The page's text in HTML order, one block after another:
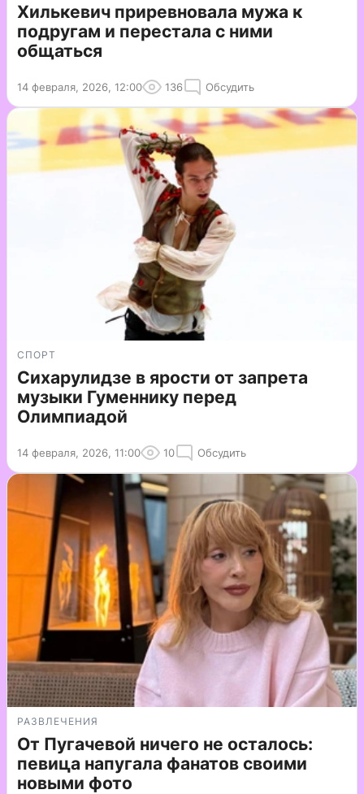
Хилькевич приревновала мужа к
подругам и перестала с ними
общаться
14 февраля, 2026, 12:00 136 Обсудить
СПОРТ
Сихарулидзе в ярости от запрета
музыки Гуменнику перед
Олимпиадой
14 февраля, 2026, 11:00 10 Обсудить
РАЗВЛЕЧЕНИЯ
От Пугачевой ничего не осталось:
певица напугала фанатов своими
новыми фото